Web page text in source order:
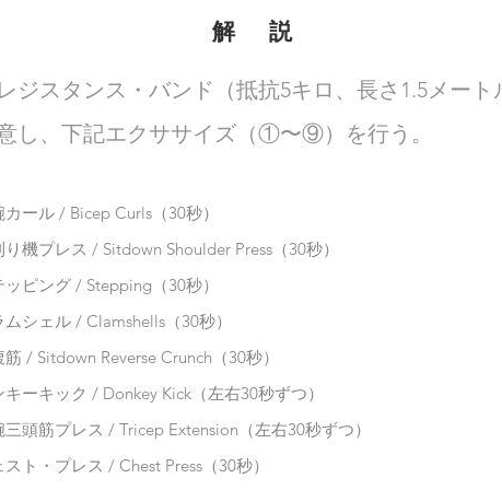
解 説
ジスタンス・バンド（抵抗5キロ、長さ1.5メート
し、 下記エクササイズ（①〜⑨）を行う。
ール / Bicep Curls（30秒）
機プレス / Sitdown Shoulder Press（30秒）
ピング / Stepping（30秒）
シェル / Clamshells（30秒）
/ Sitdown Reverse Crunch（30秒）
ーキック / Donkey Kick（左右30秒ずつ）
頭筋プレス / Tricep Extension（左右30秒ずつ）
ト・プレス / Chest Press（30秒）